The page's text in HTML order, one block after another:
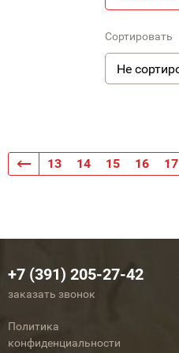
13 14 15 16 17
Сортировать
+7 (391) 205-27-42
заказать звонок
Политика
конфиденциальности